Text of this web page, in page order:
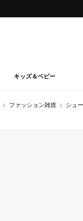
キッズ＆ベビー
ファッション雑貨 シュ